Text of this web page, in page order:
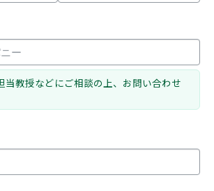
当教授などにご相談の上、お問い合わせ